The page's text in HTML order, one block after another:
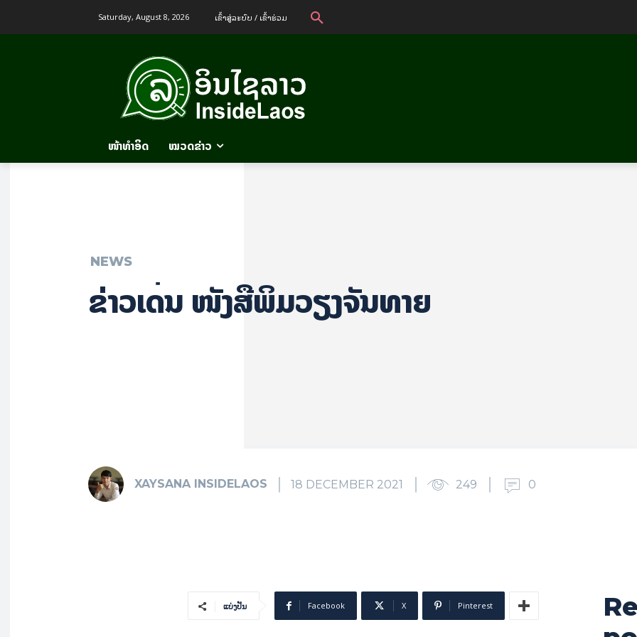
Saturday, August 8, 2026 ເຂົ້າ​ສູ່​ລະ​ບົບ / ເຂົ້າ​ຮ່ວມ
ໜ້າທຳອິດ ໝວດຂ່າວ
NEWS
ຂ່າວເດັ່ນ ໜັງສືພິມວຽງຈັນທາຍ
XAYSANA INSIDELAOS 18 DECEMBER 2021 249 0
ແບ່ງປັນ Facebook X Pinterest